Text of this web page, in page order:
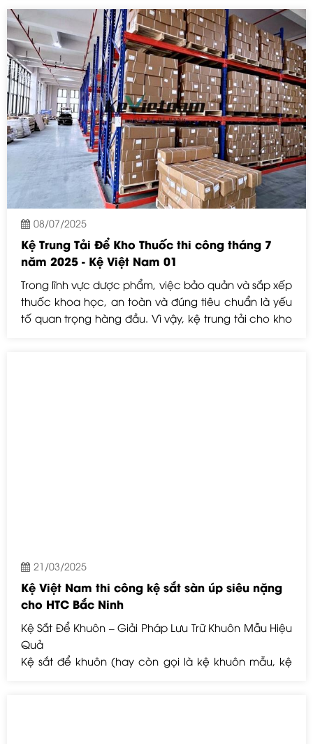
còn chất lượng tốt, được kiểm tra và đảm bảo độ
bền.
Kệ trung tải thường có khả năng chịu tải từ 150 –
500kg/tầng, phù hợp cho nhiều loại hàng hóa như
linh kiện, thùng carton, vật tư sản xuất, sản phẩm
trong kho công nghiệp hoặc cửa hàng.
08/07/2025
Kệ Trung Tải Để Kho Thuốc thi công tháng 7
năm 2025 - Kệ Việt Nam 01
Trong lĩnh vực dược phẩm, việc bảo quản và sắp xếp
thuốc khoa học, an toàn và đúng tiêu chuẩn là yếu
tố quan trọng hàng đầu. Vì vậy, kệ trung tải cho kho
21/03/2025
Kệ Việt Nam thi công kệ sắt sàn úp siêu nặng
cho HTC Bắc Ninh
Kệ Sắt Để Khuôn – Giải Pháp Lưu Trữ Khuôn Mẫu Hiệu
Quả
Kệ sắt để khuôn (hay còn gọi là kệ khuôn mẫu, kệ